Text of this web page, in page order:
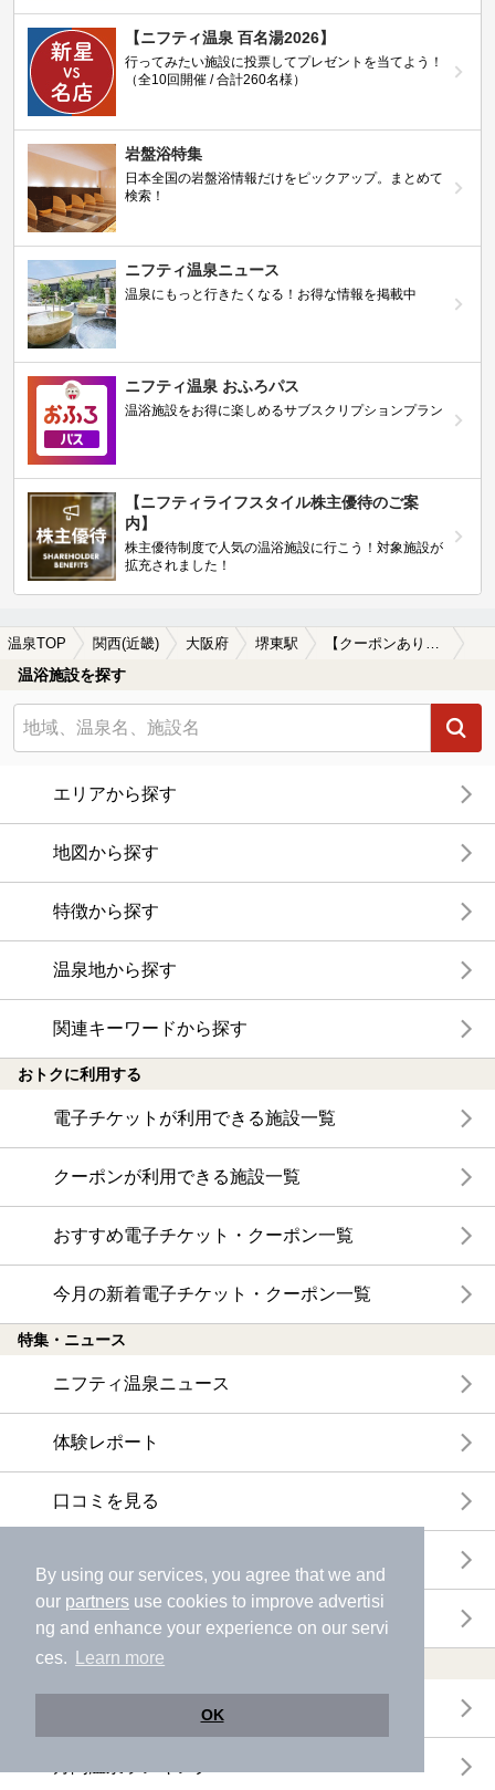
By using our services, you agree that we and
our partners use cookies to improve advertisi
ng and enhance your experience on our servi
ces.
Learn more
OK
【ニフティ温泉 百名湯2026】
行ってみたい施設に投票してプレゼントを当てよう！
（全10回開催 / 合計260名様）
岩盤浴特集
日本全国の岩盤浴情報だけをピックアップ。まとめて
検索！
ニフティ温泉ニュース
温泉にもっと行きたくなる！お得な情報を掲載中
ニフティ温泉 おふろパス
温浴施設をお得に楽しめるサブスクリプションプラン
【ニフティライフスタイル株主優待のご案
内】
株主優待制度で人気の温浴施設に行こう！対象施設が
拡充されました！
温泉TOP 関西(近畿) 大阪府 堺東駅 【クーポンあり】冷え性に効能がある堺東駅近くの温泉、日帰り温泉、スーパー銭湯おすすめ
温浴施設を探す
エリアから探す
地図から探す
特徴から探す
温泉地から探す
関連キーワードから探す
おトクに利用する
電子チケットが利用できる施設一覧
クーポンが利用できる施設一覧
おすすめ電子チケット・クーポン一覧
今月の新着電子チケット・クーポン一覧
特集・ニュース
ニフティ温泉ニュース
体験レポート
口コミを見る
ニフティ温泉からのお知らせ
温浴施設ランキング
年間温泉ランキング